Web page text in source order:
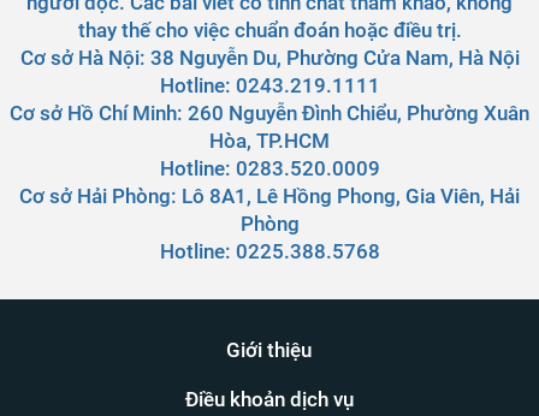
thay thế cho việc chuẩn đoán hoặc điều trị.
Cơ sở Hà Nội: 38 Nguyễn Du, Phường Cửa Nam, Hà Nội
Hotline: 0243.219.1111
Cơ sở Hồ Chí Minh: 260 Nguyễn Đình Chiểu, Phường Xuân
Hòa, TP.HCM
Hotline: 0283.520.0009
Cơ sở Hải Phòng: Lô 8A1, Lê Hồng Phong, Gia Viên, Hải
Phòng
Hotline: 0225.388.5768
Giới thiệu
Điều khoản dịch vụ